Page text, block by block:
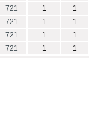
721 1
1
721 1
1
721 1
1
721 1 1